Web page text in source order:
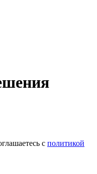
с политикой